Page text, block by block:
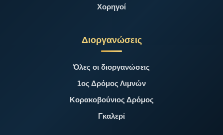
Χορηγοί
Διοργανώσεις
Όλες οι διοργανώσεις
1ος Δρόμος Λιμνών
Κορακοβούνιος Δρόμος
Γκαλερί